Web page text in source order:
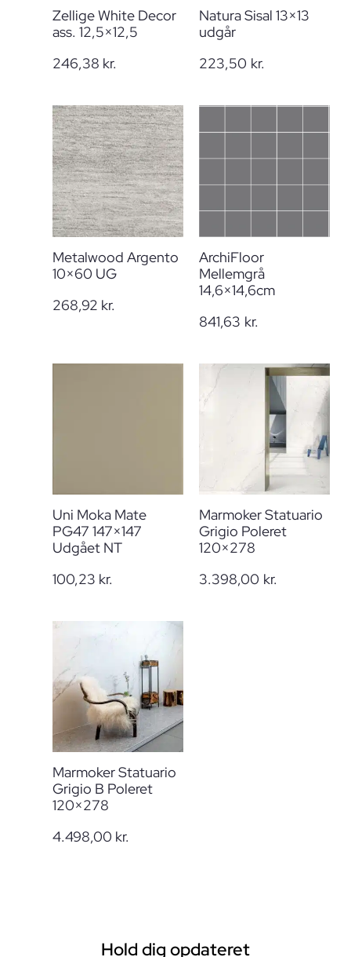
Zellige White Decor
ass. 12,5×12,5
246,38 kr.
Natura Sisal 13×13
udgår
223,50 kr.
Metalwood Argento
10×60 UG
268,92 kr.
ArchiFloor
Mellemgrå
14,6×14,6cm
841,63 kr.
Uni Moka Mate
PG47 147×147
Udgået NT
100,23 kr.
Marmoker Statuario
Grigio Poleret
120×278
3.398,00 kr.
Marmoker Statuario
Grigio B Poleret
120×278
4.498,00 kr.
Hold dig opdateret